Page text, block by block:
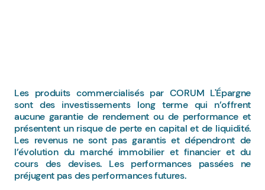
Les produits commercialisés par CORUM L'Épargne
sont des investissements long terme qui n’offrent
aucune garantie de rendement ou de performance et
présentent un risque de perte en capital et de liquidité.
Les revenus ne sont pas garantis et dépendront de
l’évolution du marché immobilier et financier et du
cours des devises. Les performances passées ne
préjugent pas des performances futures.